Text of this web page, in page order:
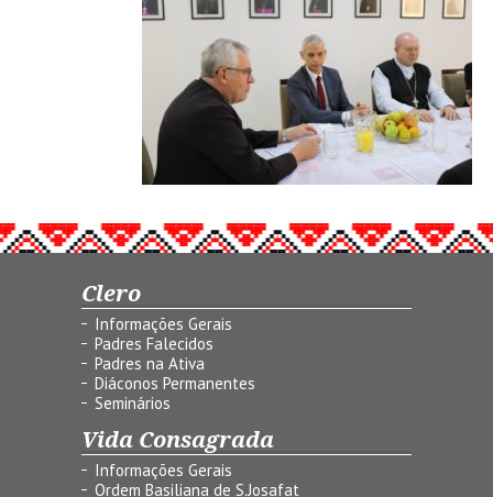
Clero
Informações Gerais
Padres Falecidos
Padres na Ativa
Diáconos Permanentes
Seminários
Vida Consagrada
Informações Gerais
Ordem Basiliana de S.Josafat